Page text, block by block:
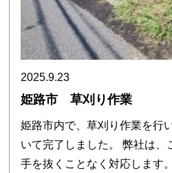
2025.9.23
姫路市 草刈り作業
姫路市内で、草刈り作業を行
いて完了しました。 弊社は、
手を抜くことなく対応します